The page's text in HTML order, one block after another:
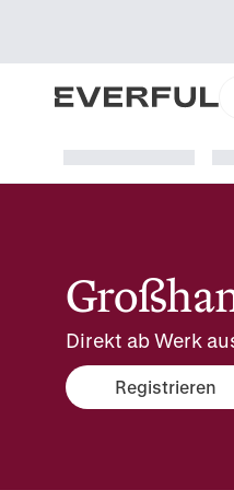
Direkt ab Werk
Registrieren